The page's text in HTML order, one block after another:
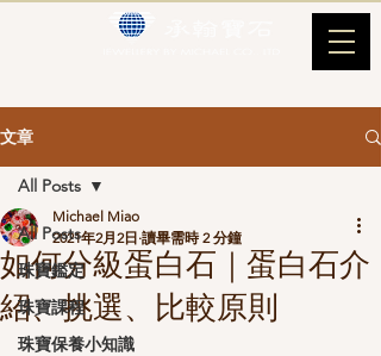
文章
All Posts
珠寶鑑定
珠寶課程
珠寶保養小知識
All Posts
如何分級蛋白石｜蛋白石介
紹、挑選、比較原則
Michael Miao
2021年2月2日 讀畢需時 2 分鐘